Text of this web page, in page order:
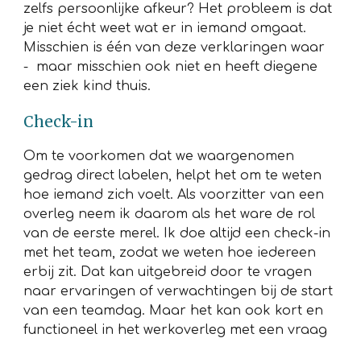
zelfs persoonlijke afkeur? Het probleem is dat
je niet écht weet wat er in iemand omgaat.
Misschien is één van deze verklaringen waar
- maar misschien ook niet en heeft diegene
een ziek kind thuis.
Check-in
Om te voorkomen dat we waargenomen
gedrag direct labelen, helpt het om te weten
hoe iemand zich voelt. Als voorzitter van een
overleg neem ik daarom als het ware de rol
van de eerste merel. Ik doe altijd een check-in
met het team, zodat we weten hoe iedereen
erbij zit. Dat kan uitgebreid door te vragen
naar ervaringen of verwachtingen bij de start
van een teamdag. Maar het kan ook kort en
functioneel in het werkoverleg met een vraag